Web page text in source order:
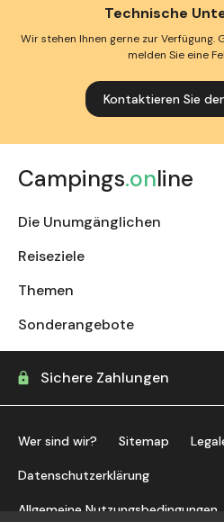
Technische
Wir stehen Ihnen gerne zur Verfügung.
melden Sie eine
Kontaktieren Sie
Campings.online
Die Unumgänglichen
Reiseziele
Themen
Sonderangebote
Sichere Zahlungen
Wer sind wir? Sitemap
Datenschutzerklärung
Allgemeine Nutzungsbedingungen